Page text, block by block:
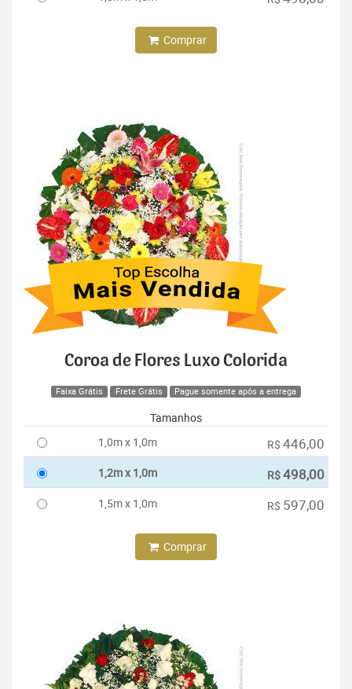
Comprar
Coroa de Flores Luxo Colorida
Faixa Grátis Frete Grátis Pague somente após a entrega
Tamanhos
1,0m x 1,0m
R$ 446,00
1,2m x 1,0m R$498,00
1,5m x 1,0m R$ 597,00
Comprar